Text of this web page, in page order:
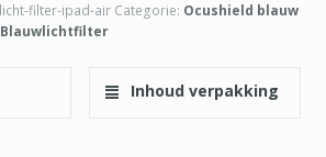
filter-ipad-air Categorie: Ocushield blauw
Blauwlichtfilter
Inhoud verpakking